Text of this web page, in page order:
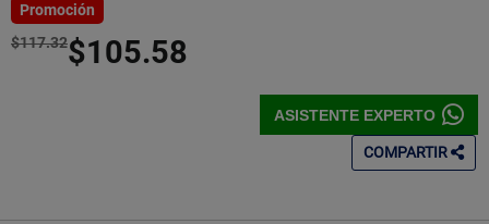
Estrellas!
Promoción
$117.32$105.58
ASISTENTE EXPERTO
COMPARTIR